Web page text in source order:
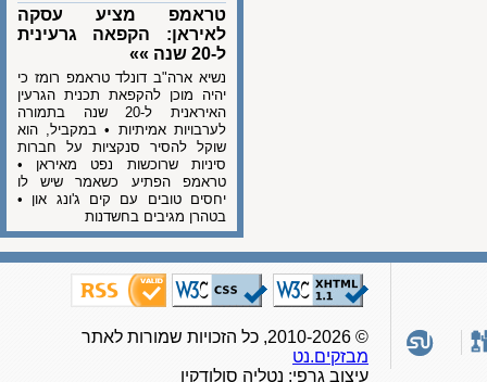
טראמפ מציע עסקה
לאיראן: הקפאה גרעינית
נשיא ארה"ב דונלד טראמפ רומז כי
יהיה מוכן להקפאת תכנית הגרעין
האיראנית ל-20 שנה בתמורה
לערבויות אמיתיות • במקביל, הוא
שוקל להסיר סנקציות על חברות
סיניות שרוכשות נפט מאיראן •
טראמפ הפתיע כשאמר שיש לו
יחסים טובים עם קים ג'ונג און •
בטהרן מגיבים בחשדנות
מבזקים.נט
עיצוב גרפי: נטליה סולודקין